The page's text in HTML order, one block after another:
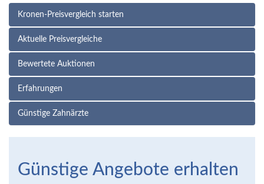
Kronen-Preisvergleich starten
Aktuelle Preisvergleiche
Bewertete Auktionen
Erfahrungen
Günstige Zahnärzte
Günstige Angebote erhalten